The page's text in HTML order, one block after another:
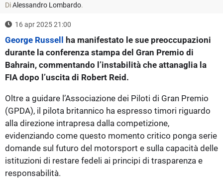
DiAlessandro Lombardo.
16 apr 2025 21:00
George Russell ha manifestato le sue preoccupazioni
durante la conferenza stampa del Gran Premio di
Bahrain, commentando l’instabilità che attanaglia la
FIA dopo l’uscita di Robert Reid.
Oltre a guidare l’Associazione dei Piloti di Gran Premio
(GPDA), il pilota britannico ha espresso timori riguardo
alla direzione intrapresa dalla competizione,
evidenziando come questo momento critico ponga serie
domande sul futuro del motorsport e sulla capacità delle
istituzioni di restare fedeli ai principi di trasparenza e
responsabilità.